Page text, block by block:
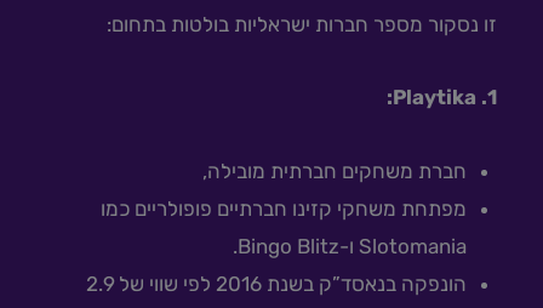
זו נסקור מספר חברות ישראליות בולטות בתחום:
1. Playtika:
חברת משחקים חברתית מובילה,
מפתחת משחקי קזינו חברתיים פופולריים כמו
Slotomania ו-Bingo Blitz.
הונפקה בנאסד”ק בשנת 2016 לפי שווי של 2.9